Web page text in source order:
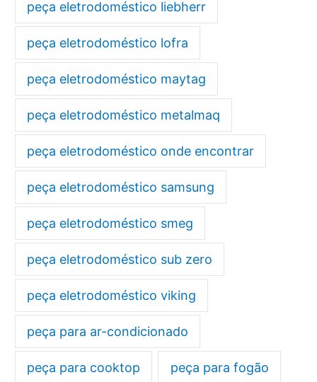
peça eletrodoméstico liebherr
peça eletrodoméstico lofra
peça eletrodoméstico maytag
peça eletrodoméstico metalmaq
peça eletrodoméstico onde encontrar
peça eletrodoméstico samsung
peça eletrodoméstico smeg
peça eletrodoméstico sub zero
peça eletrodoméstico viking
peça para ar-condicionado
peça para cooktop peça para fogão